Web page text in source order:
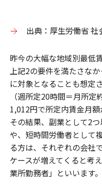
出典：厚生労働省
昨今の大幅な地域別最低
上記2の要件を満たさな
に対象となることも想定さ
（週所定20時間＝月所
1,012円で所定内賃金月額
その結果、副業として2
や、短時間労働者として
る方は、それぞれの会社
ケースが増えてくると考
業所勤務者」といいます。